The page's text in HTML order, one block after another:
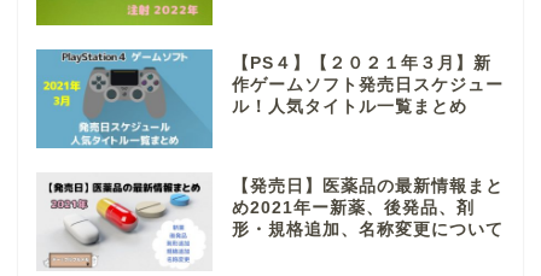
【PS４】【２０２１年３月】新
作ゲームソフト発売日スケジュー
ル！人気タイトル一覧まとめ
【発売日】医薬品の最新情報まと
め2021年ー新薬、後発品、剤
形・規格追加、名称変更について